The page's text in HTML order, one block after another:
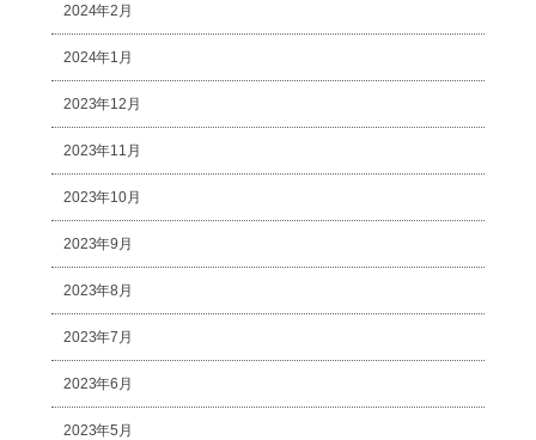
2024年2月
2024年1月
2023年12月
2023年11月
2023年10月
2023年9月
2023年8月
2023年7月
2023年6月
2023年5月